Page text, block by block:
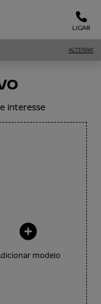
LIGAR
ALTERAR
interesse
modelo